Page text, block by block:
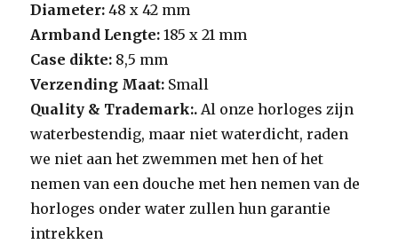
Diameter: 48 x 42 mm
Armband Lengte: 185 x 21 mm
Case dikte: 8,5 mm
Verzending Maat: Small
Quality & Trademark:. Al onze horloges zijn
waterbestendig, maar niet waterdicht, raden
we niet aan het zwemmen met hen of het
nemen van een douche met hen nemen van de
horloges onder water zullen hun garantie
intrekken